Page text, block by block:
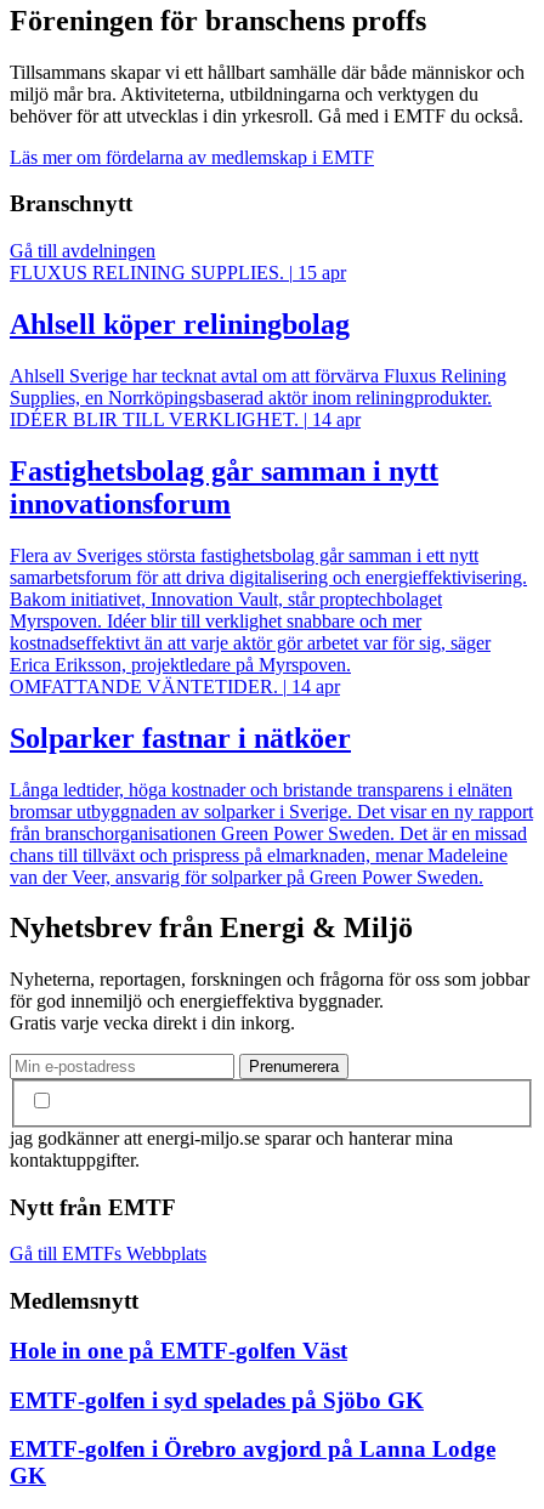
Föreningen för branschens proffs
Tillsammans skapar vi ett hållbart samhälle där både människor och
miljö mår bra. Aktiviteterna, utbildningarna och verktygen du
behöver för att utvecklas i din yrkesroll. Gå med i EMTF du också.
Läs mer om fördelarna av medlemskap i EMTF
Branschnytt
Gå till avdelningen
FLUXUS RELINING SUPPLIES. | 15 apr
Ahlsell köper reliningbolag
Ahlsell Sverige har tecknat avtal om att förvärva Fluxus Relining
Supplies, en Norrköpingsbaserad aktör inom reliningprodukter.
IDÉER BLIR TILL VERKLIGHET. | 14 apr
Fastighetsbolag går samman i nytt
innovationsforum
Flera av Sveriges största fastighetsbolag går samman i ett nytt
samarbetsforum för att driva digitalisering och energieffektivisering.
Bakom initiativet, Innovation Vault, står proptechbolaget
Myrspoven. Idéer blir till verklighet snabbare och mer
kostnadseffektivt än att varje aktör gör arbetet var för sig, säger
Erica Eriksson, projektledare på Myrspoven.
OMFATTANDE VÄNTETIDER. | 14 apr
Solparker fastnar i nätköer
Långa ledtider, höga kostnader och bristande transparens i elnäten
bromsar utbyggnaden av solparker i Sverige. Det visar en ny rapport
från branschorganisationen Green Power Sweden. Det är en missad
chans till tillväxt och prispress på elmarknaden, menar Madeleine
van der Veer, ansvarig för solparker på Green Power Sweden.
Nyhetsbrev från Energi & Miljö
Nyheterna, reportagen, forskningen och frågorna för oss som jobbar
för god innemiljö och energieffektiva byggnader.
Gratis varje vecka direkt i din inkorg.
jag godkänner att energi-miljo.se sparar och hanterar mina
kontaktuppgifter.
Nytt från EMTF
Gå till EMTFs Webbplats
Medlemsnytt
Hole in one på EMTF-golfen Väst
EMTF-golfen i syd spelades på Sjöbo GK
EMTF-golfen i Örebro avgjord på Lanna Lodge
GK